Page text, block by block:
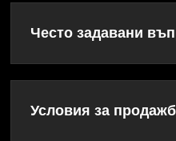
Често задавани
Условия за